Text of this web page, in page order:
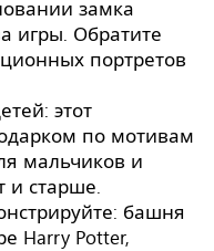
замка
игры. Обратите
портретов
этот
по мотивам
мальчиков и
и старше.
башня
Harry Potter,